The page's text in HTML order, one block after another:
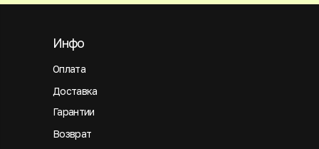
Оплата
Инфо
Доставка
Гарантии
Возврат